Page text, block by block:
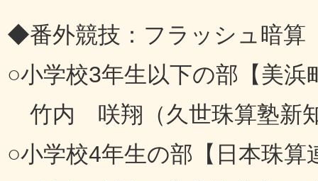
◆番外競技：フラッシュ暗算
○小学校3年生以下の部【美浜
竹内 咲翔（久世珠算塾新
○小学校4年生の部【日本珠算